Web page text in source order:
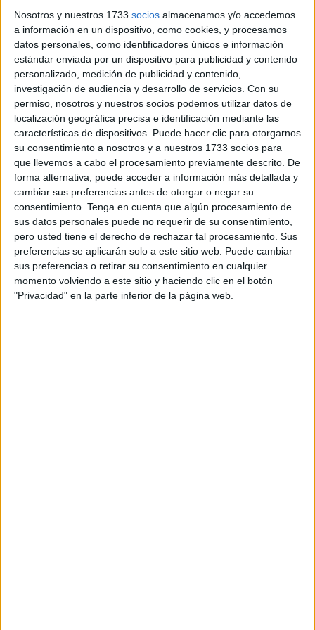
Nosotros y nuestros 1733 socios almacenamos y/o accedemos
a información en un dispositivo, como cookies, y procesamos
datos personales, como identificadores únicos e información
estándar enviada por un dispositivo para publicidad y contenido
personalizado, medición de publicidad y contenido,
investigación de audiencia y desarrollo de servicios. Con su
permiso, nosotros y nuestros socios podemos utilizar datos de
localización geográfica precisa e identificación mediante las
características de dispositivos. Puede hacer clic para otorgarnos
su consentimiento a nosotros y a nuestros 1733 socios para
que llevemos a cabo el procesamiento previamente descrito. De
forma alternativa, puede acceder a información más detallada y
cambiar sus preferencias antes de otorgar o negar su
consentimiento. Tenga en cuenta que algún procesamiento de
sus datos personales puede no requerir de su consentimiento,
pero usted tiene el derecho de rechazar tal procesamiento. Sus
preferencias se aplicarán solo a este sitio web. Puede cambiar
sus preferencias o retirar su consentimiento en cualquier
momento volviendo a este sitio y haciendo clic en el botón
"Privacidad" en la parte inferior de la página web.
“Me interesó mucho hacer el cartel porque quería
demostrar la mirada que tienen los niños en Navidad
como jugar con susjugueteso compartir tiempo con la
familia”, ha agregado.